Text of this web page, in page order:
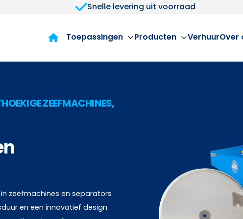
Snelle levering uit voorraad
Toepassingen
Producten VerhuurOver
ZEEFMACHINES,
zeefmachines en separators
en een innovatief design.